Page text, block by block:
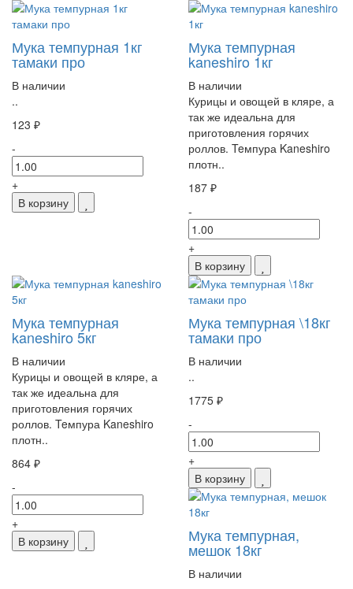
Мука темпурная 1кг
тамаки про
В наличии
..
123 ₽
-
+
В корзину
Мука темпурная
kaneshiro 1кг
В наличии
Курицы и овощей в кляре, а
так же идеальна для
приготовления горячих
роллов. Teмпура Kaneshiro
плотн..
187 ₽
-
+
В корзину
Мука темпурная
kaneshiro 5кг
В наличии
Курицы и овощей в кляре, а
так же идеальна для
приготовления горячих
роллов. Teмпура Kaneshiro
плотн..
864 ₽
-
+
В корзину
Мука темпурная \18кг
тамаки про
В наличии
..
1775 ₽
-
+
В корзину
Мука темпурная,
мешок 18кг
В наличии